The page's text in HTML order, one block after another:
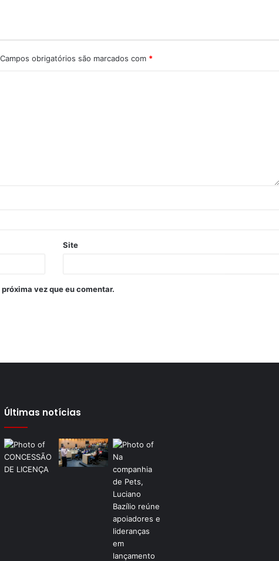
Campos obrigatórios são marcados com *
Site
vez que eu comentar.
Últimas notícias